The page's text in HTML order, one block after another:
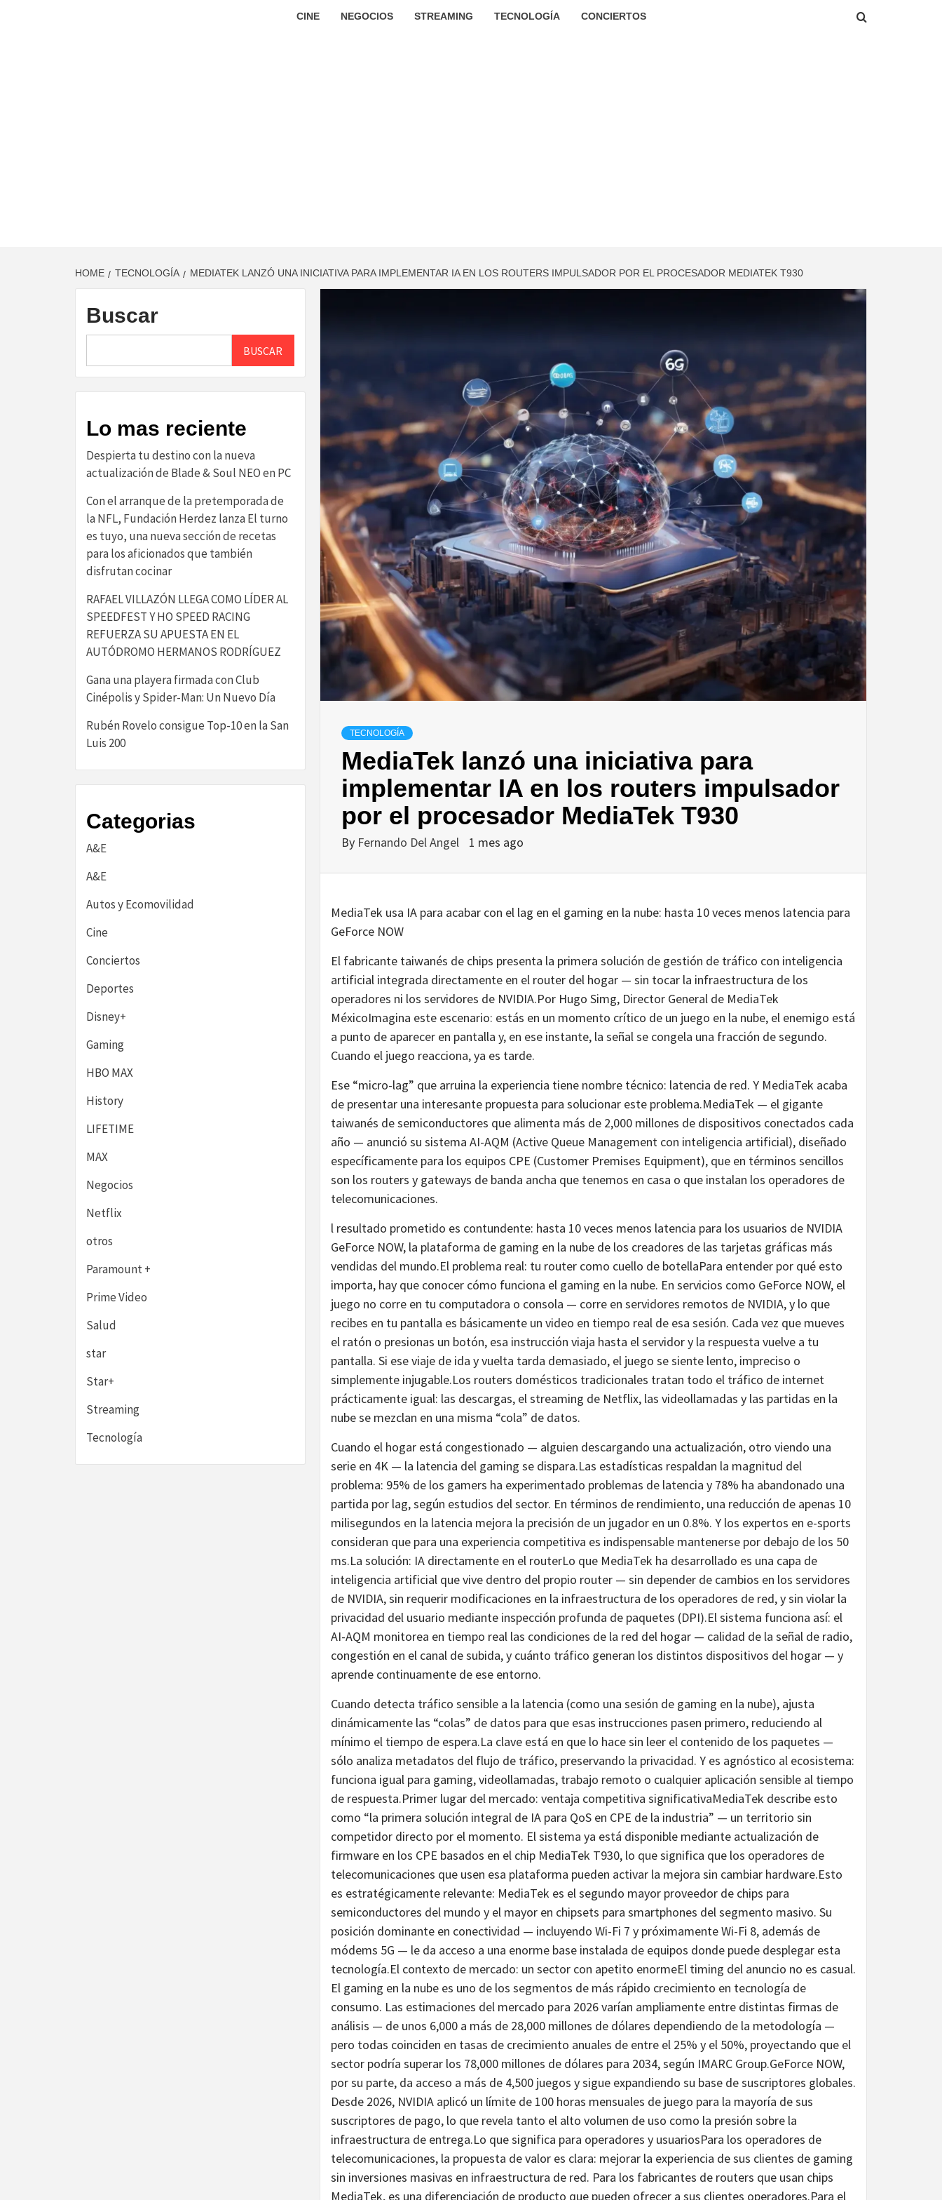
CINE NEGOCIOS STREAMING TECNOLOGÍA CONCIERTOS
HOME TECNOLOGÍA MEDIATEK LANZÓ UNA INICIATIVA PARA IMPLEMENTAR IA EN LOS ROUTERS IMPULSADOR POR EL PROCESADOR MEDIATEK T930
TECNOLOGÍA
MediaTek lanzó una iniciativa para
implementar IA en los routers impulsador
por el procesador MediaTek T930
By Fernando Del Angel 1 mes ago
MediaTek usa IA para acabar con el lag en el gaming en la nube: hasta 10 veces menos latencia para
GeForce NOW
El fabricante taiwanés de chips presenta la primera solución de gestión de tráfico con inteligencia
artificial integrada directamente en el router del hogar — sin tocar la infraestructura de los
operadores ni los servidores de NVIDIA.Por Hugo Simg, Director General de MediaTek
MéxicoImagina este escenario: estás en un momento crítico de un juego en la nube, el enemigo está
a punto de aparecer en pantalla y, en ese instante, la señal se congela una fracción de segundo.
Cuando el juego reacciona, ya es tarde.
Ese “micro-lag” que arruina la experiencia tiene nombre técnico: latencia de red. Y MediaTek acaba
de presentar una interesante propuesta para solucionar este problema.MediaTek — el gigante
taiwanés de semiconductores que alimenta más de 2,000 millones de dispositivos conectados cada
año — anunció su sistema AI-AQM (Active Queue Management con inteligencia artificial), diseñado
específicamente para los equipos CPE (Customer Premises Equipment), que en términos sencillos
son los routers y gateways de banda ancha que tenemos en casa o que instalan los operadores de
telecomunicaciones.
l resultado prometido es contundente: hasta 10 veces menos latencia para los usuarios de NVIDIA
GeForce NOW, la plataforma de gaming en la nube de los creadores de las tarjetas gráficas más
vendidas del mundo.El problema real: tu router como cuello de botellaPara entender por qué esto
importa, hay que conocer cómo funciona el gaming en la nube. En servicios como GeForce NOW, el
juego no corre en tu computadora o consola — corre en servidores remotos de NVIDIA, y lo que
recibes en tu pantalla es básicamente un video en tiempo real de esa sesión. Cada vez que mueves
el ratón o presionas un botón, esa instrucción viaja hasta el servidor y la respuesta vuelve a tu
pantalla. Si ese viaje de ida y vuelta tarda demasiado, el juego se siente lento, impreciso o
simplemente injugable.Los routers domésticos tradicionales tratan todo el tráfico de internet
prácticamente igual: las descargas, el streaming de Netflix, las videollamadas y las partidas en la
nube se mezclan en una misma “cola” de datos.
Cuando el hogar está congestionado — alguien descargando una actualización, otro viendo una
serie en 4K — la latencia del gaming se dispara.Las estadísticas respaldan la magnitud del
problema: 95% de los gamers ha experimentado problemas de latencia y 78% ha abandonado una
partida por lag, según estudios del sector. En términos de rendimiento, una reducción de apenas 10
milisegundos en la latencia mejora la precisión de un jugador en un 0.8%. Y los expertos en e-sports
consideran que para una experiencia competitiva es indispensable mantenerse por debajo de los 50
ms.La solución: IA directamente en el routerLo que MediaTek ha desarrollado es una capa de
inteligencia artificial que vive dentro del propio router — sin depender de cambios en los servidores
de NVIDIA, sin requerir modificaciones en la infraestructura de los operadores de red, y sin violar la
privacidad del usuario mediante inspección profunda de paquetes (DPI).El sistema funciona así: el
AI-AQM monitorea en tiempo real las condiciones de la red del hogar — calidad de la señal de radio,
congestión en el canal de subida, y cuánto tráfico generan los distintos dispositivos del hogar — y
aprende continuamente de ese entorno.
Cuando detecta tráfico sensible a la latencia (como una sesión de gaming en la nube), ajusta
dinámicamente las “colas” de datos para que esas instrucciones pasen primero, reduciendo al
mínimo el tiempo de espera.La clave está en que lo hace sin leer el contenido de los paquetes —
sólo analiza metadatos del flujo de tráfico, preservando la privacidad. Y es agnóstico al ecosistema:
funciona igual para gaming, videollamadas, trabajo remoto o cualquier aplicación sensible al tiempo
de respuesta.Primer lugar del mercado: ventaja competitiva significativaMediaTek describe esto
como “la primera solución integral de IA para QoS en CPE de la industria” — un territorio sin
competidor directo por el momento. El sistema ya está disponible mediante actualización de
firmware en los CPE basados en el chip MediaTek T930, lo que significa que los operadores de
telecomunicaciones que usen esa plataforma pueden activar la mejora sin cambiar hardware.Esto
es estratégicamente relevante: MediaTek es el segundo mayor proveedor de chips para
semiconductores del mundo y el mayor en chipsets para smartphones del segmento masivo. Su
posición dominante en conectividad — incluyendo Wi-Fi 7 y próximamente Wi-Fi 8, además de
módems 5G — le da acceso a una enorme base instalada de equipos donde puede desplegar esta
tecnología.El contexto de mercado: un sector con apetito enormeEl timing del anuncio no es casual.
El gaming en la nube es uno de los segmentos de más rápido crecimiento en tecnología de
consumo. Las estimaciones del mercado para 2026 varían ampliamente entre distintas firmas de
análisis — de unos 6,000 a más de 28,000 millones de dólares dependiendo de la metodología —
pero todas coinciden en tasas de crecimiento anuales de entre el 25% y el 50%, proyectando que el
sector podría superar los 78,000 millones de dólares para 2034, según IMARC Group.GeForce NOW,
por su parte, da acceso a más de 4,500 juegos y sigue expandiendo su base de suscriptores globales.
Desde 2026, NVIDIA aplicó un límite de 100 horas mensuales de juego para la mayoría de sus
suscriptores de pago, lo que revela tanto el alto volumen de uso como la presión sobre la
infraestructura de entrega.Lo que significa para operadores y usuariosPara los operadores de
telecomunicaciones, la propuesta de valor es clara: mejorar la experiencia de sus clientes de gaming
sin inversiones masivas en infraestructura de red. Para los fabricantes de routers que usan chips
MediaTek, es una diferenciación de producto que pueden ofrecer a sus clientes operadores.Para el
Buscar
BUSCAR
Lo mas reciente
Despierta tu destino con la nueva
actualización de Blade & Soul NEO en PC
Con el arranque de la pretemporada de
la NFL, Fundación Herdez lanza El turno
es tuyo, una nueva sección de recetas
para los aficionados que también
disfrutan cocinar
RAFAEL VILLAZÓN LLEGA COMO LÍDER AL
SPEEDFEST Y HO SPEED RACING
REFUERZA SU APUESTA EN EL
AUTÓDROMO HERMANOS RODRÍGUEZ
Gana una playera firmada con Club
Cinépolis y Spider-Man: Un Nuevo Día
Rubén Rovelo consigue Top-10 en la San
Luis 200
Categorias
A&E
A&E
Autos y Ecomovilidad
Cine
Conciertos
Deportes
Disney+
Gaming
HBO MAX
History
LIFETIME
MAX
Negocios
Netflix
otros
Paramount +
Prime Video
Salud
star
Star+
Streaming
Tecnología